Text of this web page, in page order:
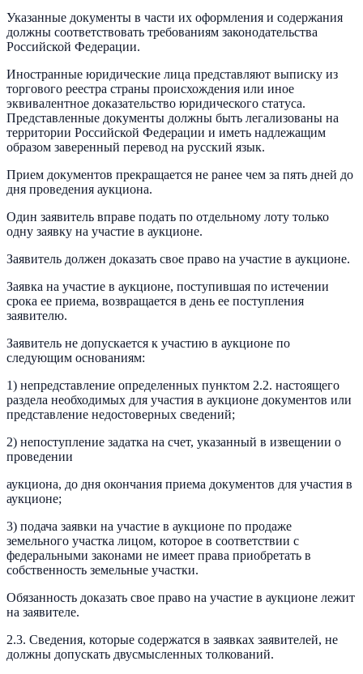
Указанные документы в части их оформления и содержания
должны соответствовать требованиям законодательства
Российской Федерации.
Иностранные юридические лица представляют выписку из
торгового реестра страны происхождения или иное
эквивалентное доказательство юридического статуса.
Представленные документы должны быть легализованы на
территории Российской Федерации и иметь надлежащим
образом заверенный перевод на русский язык.
Прием документов прекращается не ранее чем за пять дней до
дня проведения аукциона.
Один заявитель вправе подать по отдельному лоту только
одну заявку на участие в аукционе.
Заявитель должен доказать свое право на участие в аукционе.
Заявка на участие в аукционе, поступившая по истечении
срока ее приема, возвращается в день ее поступления
заявителю.
Заявитель не допускается к участию в аукционе по
следующим основаниям:
1) непредставление определенных пунктом 2.2. настоящего
раздела необходимых для участия в аукционе документов или
представление недостоверных сведений;
2) непоступление задатка на счет, указанный в извещении о
проведении
аукциона, до дня окончания приема документов для участия в
аукционе;
3) подача заявки на участие в аукционе по продаже
земельного участка лицом, которое в соответствии с
федеральными законами не имеет права приобретать в
собственность земельные участки.
Обязанность доказать свое право на участие в аукционе лежит
на заявителе.
2.3. Сведения, которые содержатся в заявках заявителей, не
должны допускать двусмысленных толкований.